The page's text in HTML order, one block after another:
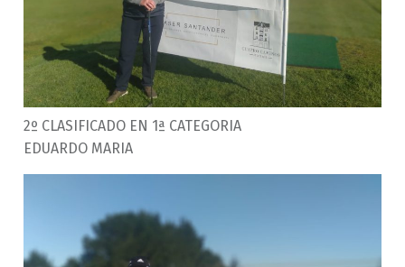
2º CLASIFICADO EN 1ª CATEGORIA
EDUARDO MARIA